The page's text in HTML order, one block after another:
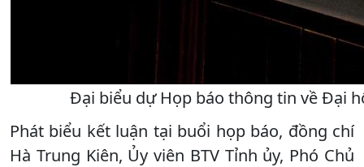
Đại biểu dự Họp báo thông tin về Đại
Phát biểu kết luận tại buổi họp báo, đồng chí
Hà Trung Kiên, Ủy viên BTV Tỉnh ủy, Phó Chủ